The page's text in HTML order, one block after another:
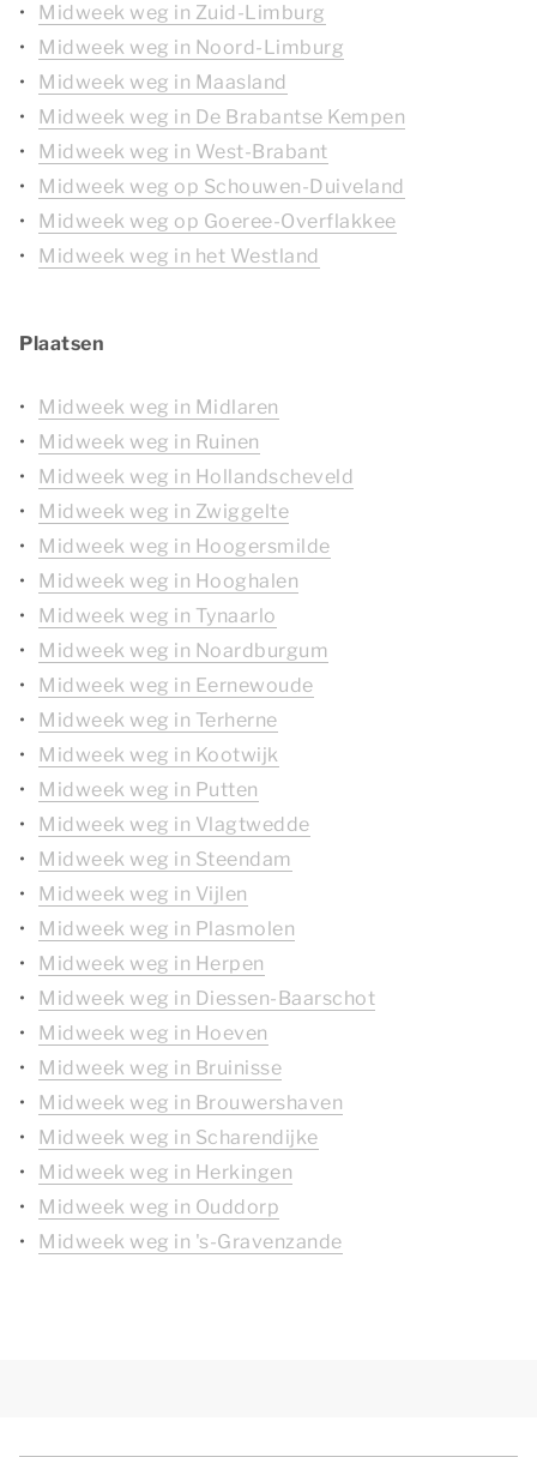
Midweek weg in Zuid-Limburg
Midweek weg in Noord-Limburg
Midweek weg in Maasland
Midweek weg in De Brabantse Kempen
Midweek weg in West-Brabant
Midweek weg op Schouwen-Duiveland
Midweek weg op Goeree-Overflakkee
Midweek weg in het Westland
Plaatsen
Midweek weg in Midlaren
Midweek weg in Ruinen
Midweek weg in Hollandscheveld
Midweek weg in Zwiggelte
Midweek weg in Hoogersmilde
Midweek weg in Hooghalen
Midweek weg in Tynaarlo
Midweek weg in Noardburgum
Midweek weg in Eernewoude
Midweek weg in Terherne
Midweek weg in Kootwijk
Midweek weg in Putten
Midweek weg in Vlagtwedde
Midweek weg in Steendam
Midweek weg in Vijlen
Midweek weg in Plasmolen
Midweek weg in Herpen
Midweek weg in Diessen-Baarschot
Midweek weg in Hoeven
Midweek weg in Bruinisse
Midweek weg in Brouwershaven
Midweek weg in Scharendijke
Midweek weg in Herkingen
Midweek weg in Ouddorp
Midweek weg in 's-Gravenzande